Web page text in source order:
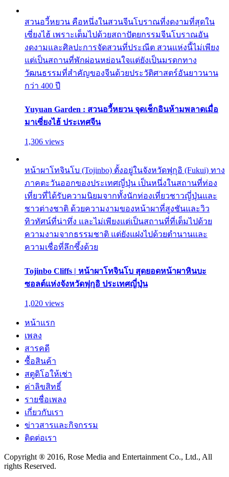
สวนอวี้หยวน คือหนึ่งในสวนจีนโบราณที่งดงามที่สุดใน
เซี่ยงไฮ้ เพราะเต็มไปด้วยสถาปัตยกรรมจีนโบราณอัน
งดงามและศิลปะการจัดสวนที่ประณีต สวนแห่งนี้ไม่เพียง
แต่เป็นสถานที่พักผ่อนหย่อนใจแต่ยังเป็นมรดกทาง
วัฒนธรรมที่สำคัญของจีนด้วยประวัติศาสตร์อันยาวนาน
กว่า 400 ปี
Yuyuan Garden : สวนอวี้หยวน จุดเช็กอินห้ามพลาดเมื่อ
มาเซี่ยงไฮ้ ประเทศจีน
1,306 views
หน้าผาโทจินโบ (Tojinbo) ตั้งอยู่ในจังหวัดฟุกุอิ (Fukui) ทาง
ภาคตะวันออกของประเทศญี่ปุ่น เป็นหนึ่งในสถานที่ท่อง
เที่ยวที่ได้รับความนิยมจากทั้งนักท่องเที่ยวชาวญี่ปุ่นและ
ชาวต่างชาติ ด้วยความงามของหน้าผาที่สูงชันและวิว
ทิวทัศน์ที่น่าทึ่ง และไม่เพียงแต่เป็นสถานที่ที่เต็มไปด้วย
ความงามจากธรรมชาติ แต่ยังแฝงไปด้วยตำนานและ
ความเชื่อที่ลึกซึ้งด้วย
Tojinbo Cliffs | หน้าผาโทจินโบ สุดยอดหน้าผาหินบะ
ซอลต์แห่งจังหวัดฟุกุอิ ประเทศญี่ปุ่น
1,020 views
หน้าแรก
เพลง
สารคดี
ซื้อสินค้า
สตูดิโอให้เช่า
ค่าลิขสิทธิ์
รายชื่อเพลง
เกี่ยวกับเรา
ข่าวสารและกิจกรรม
ติดต่อเรา
Copyright ® 2016, Rose Media and Entertainment Co., Ltd., All
rights Reserved.